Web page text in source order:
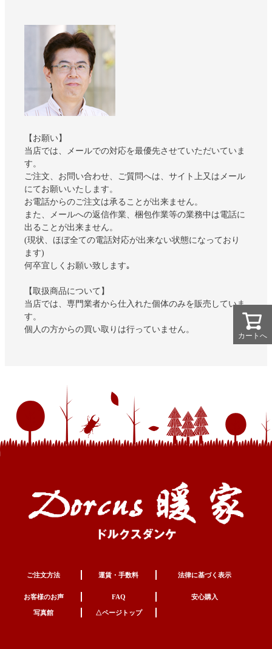
【お願い】
当店では、メールでの対応を最優先させていただいていま
す。
ご注文、お問い合わせ、ご質問へは、サイト上又はメール
にてお願いいたします。
お電話からのご注文は承ることが出来ません。
また、メールへの返信作業、梱包作業等の業務中は電話に
出ることが出来ません。
(現状、ほぼ全ての電話対応が出来ない状態になっており
ます)
何卒宜しくお願い致します｡
【取扱商品について】
当店では、専門業者から仕入れた個体のみを販売していま
す。
個人の方からの買い取りは行っていません。
カートへ
ご注文方法 運賃・手数料 法律に基づく表示
お客様のお声 FAQ 安心購入
写真館 △ページトップ
カートへ